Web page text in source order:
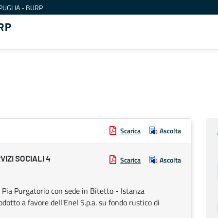
- BURP
Scarica Ascolta
SOCIALI 4 Scarica Ascolta
Purgatorio con sede in Bitetto - Istanza
a favore dell'Enel S.p.a. su fondo rustico di